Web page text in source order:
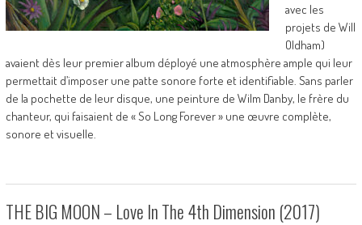
avec les
projets de Will
Oldham)
avaient dès leur premier album déployé une atmosphère ample qui leur
permettait d’imposer une patte sonore forte et identifiable. Sans parler
de la pochette de leur disque, une peinture de Wilm Danby, le frère du
chanteur, qui faisaient de « So Long Forever » une œuvre complète,
sonore et visuelle.
THE BIG MOON – Love In The 4th Dimension (2017)